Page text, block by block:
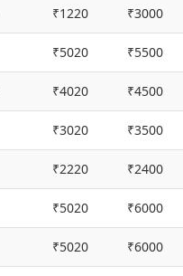
₹1220 ₹3000
₹5020 ₹5500
₹4020 ₹4500
₹3020 ₹3500
₹2220 ₹2400
₹5020 ₹6000
₹5020 ₹6000